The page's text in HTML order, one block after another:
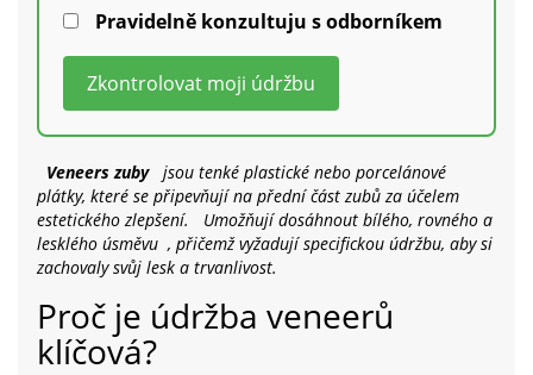
Pravidelně konzultuju s odborníkem
Zkontrolovat moji údržbu
Veneers zuby
jsou tenké plastické nebo porcelánové
plátky, které se připevňují na přední část zubů za účelem
estetického zlepšení.
Umožňují dosáhnout bílého, rovného a
lesklého úsměvu , přičemž vyžadují specifickou údržbu, aby si
zachovaly svůj lesk a trvanlivost.
Proč je údržba veneerů
klíčová?